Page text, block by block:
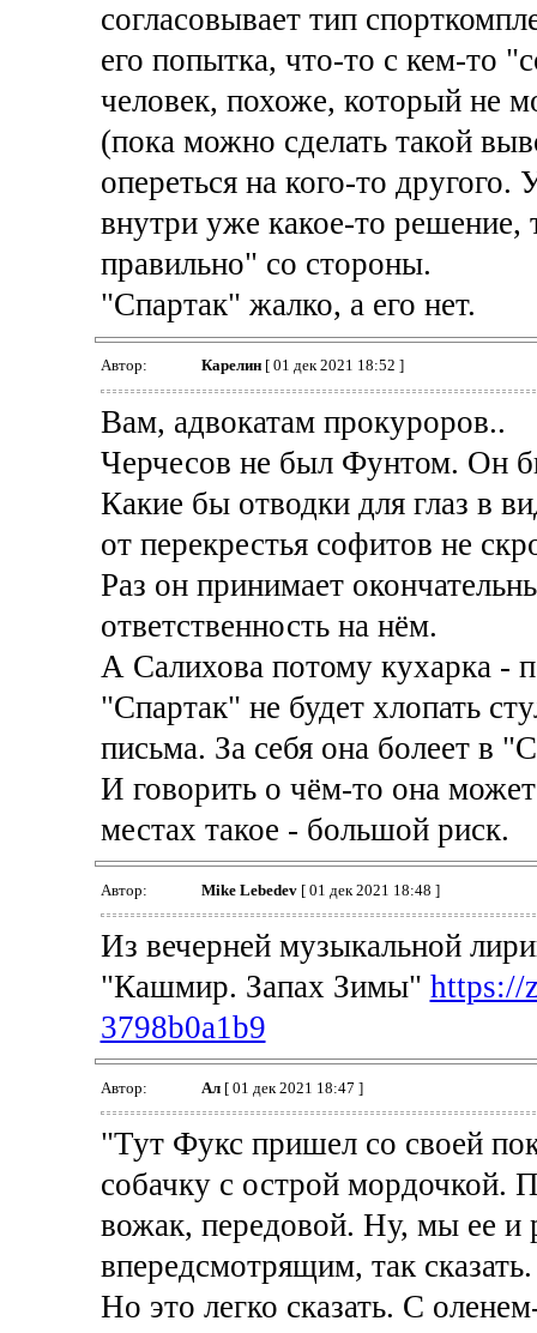
согласовывает тип
его попытка, что-то с кем-то
человек, похоже, который не
(пока можно сделать такой
опереться на кого-то
внутри уже какое-то решение,
правильно" со стороны.
"Спартак" жалко, а его нет.
Автор: Карелин[ 01 дек 2021 18:52 ]
Вам, адвокатам прокуроров..
Черчесов не был Фунтом. Он
Какие бы отводки для глаз в
от перекрестья софитов не
Раз он принимает
ответственность на нём.
А Салихова потому кухарка -
"Спартак" не будет хлопать
письма. За себя она болеет в
И говорить о чём-то она
местах такое - большой риск.
Автор: Mike Lebedev[ 01 дек 2021 18:48 ]
Из вечерней музыкальной
"Кашмир. Запах Зимы" https://
3798b0a1b9
Автор: Ал[ 01 дек 2021 18:47 ]
"Тут Фукс пришел со своей
собачку с острой мордочкой.
вожак, передовой. Ну, мы ее и
впередсмотрящим, так сказать.
Но это легко сказать. С